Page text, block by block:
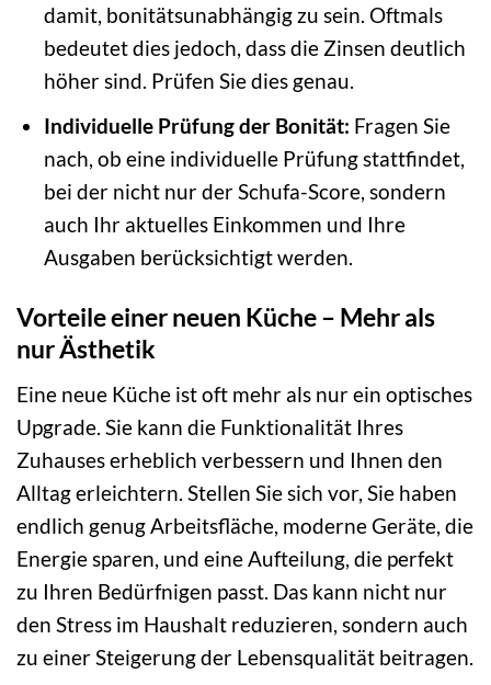
damit, bonitätsunabhängig zu sein. Oftmals
bedeutet dies jedoch, dass die Zinsen deutlich
höher sind. Prüfen Sie dies genau.
Individuelle Prüfung der Bonität: Fragen Sie
nach, ob eine individuelle Prüfung stattfindet,
bei der nicht nur der Schufa-Score, sondern
auch Ihr aktuelles Einkommen und Ihre
Ausgaben berücksichtigt werden.
Vorteile einer neuen Küche – Mehr als
nur Ästhetik
Eine neue Küche ist oft mehr als nur ein optisches
Upgrade. Sie kann die Funktionalität Ihres
Zuhauses erheblich verbessern und Ihnen den
Alltag erleichtern. Stellen Sie sich vor, Sie haben
endlich genug Arbeitsfläche, moderne Geräte, die
Energie sparen, und eine Aufteilung, die perfekt
zu Ihren Bedürfnigen passt. Das kann nicht nur
den Stress im Haushalt reduzieren, sondern auch
zu einer Steigerung der Lebensqualität beitragen.